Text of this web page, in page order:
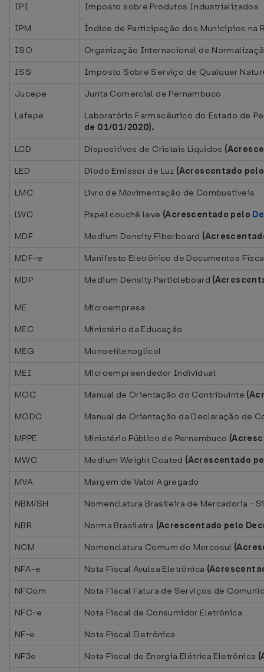
IPI
Imposto sobre Produtos Industrializados
IPM
Índice de Participação dos Municípios na
ISO
Organização Internacional de
ISS
Imposto Sobre Serviço de Qualquer
Jucepe
Junta Comercial de Pernambuco
Lafepe
Laboratório Farmacêutico do Estado de
de 01/01/2020).
LCD
Dispositivos de Cristais Líquidos
LED
Diodo Emissor de Luz (Acrescentado
LMC
Livro de Movimentação de Combustíveis
LWC
Papel couchê leve (Acrescentado pelo
MDF
Medium Density Fiberboard
MDF-e
Manifesto Eletrônico de Documentos
MDP
Medium Density Particleboard
ME
Microempresa
MEC
Ministério da Educação
MEG
Monoetilenoglicol
MEI
Microempreendedor Individual
MOC
Manual de Orientação do Contribuinte
MODC
Manual de Orientação da Declaração de
MPPE
Ministério Público de Pernambuco
MWC
Medium Weight Coated (Acrescentado
MVA
Margem de Valor Agregado
NBM/SH
Nomenclatura Brasileira de Mercadoria -
NBR
Norma Brasileira (Acrescentado pelo
NCM
Nomenclatura Comum do Mercosul
NFA-e
Nota Fiscal Avulsa Eletrônica
NFCom
Nota Fiscal Fatura de Serviços de
NFC-e
Nota Fiscal de Consumidor Eletrônica
NF-e
Nota Fiscal Eletrônica
NF3e
Nota Fiscal de Energia Elétrica Eletrônica